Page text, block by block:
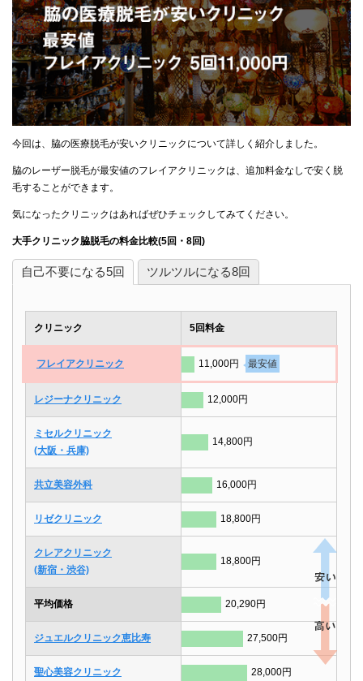
今回は、脇の医療脱毛が安いクリニックについて詳しく紹介しました。
脇のレーザー脱毛が最安値のフレイアクリニックは、追加料金なしで安く脱
毛することができます。
気になったクリニックはあればぜひチェックしてみてください。
大手クリニック脇脱毛の料金比較(5回・8回)
自己不要になる5回 ツルツルになる8回
クリニック 5回料金
フレイアクリニック 11,000円 最安値
レジーナクリニック 12,000円
ミセルクリニック
(大阪・兵庫)
14,800円
共立美容外科 16,000円
リゼクリニック 18,800円
クレアクリニック
(新宿・渋谷)
18,800円
平均価格 20,290円
ジュエルクリニック恵比寿 27,500円
聖心美容クリニック 28,000円